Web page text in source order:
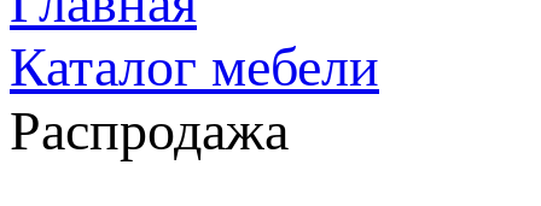
Каталог мебели
Распродажа